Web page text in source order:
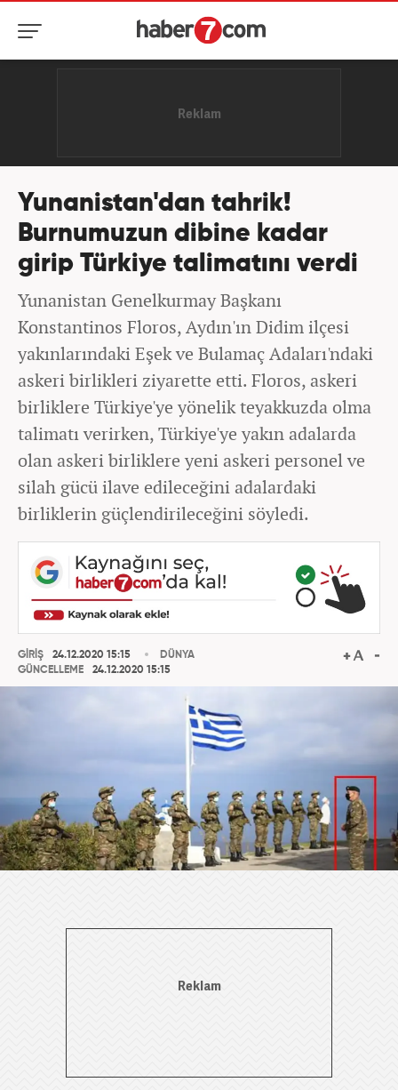
Yunanistan'dan tahrik!
Burnumuzun dibine kadar
girip Türkiye talimatını verdi
Yunanistan Genelkurmay Başkanı
Konstantinos Floros, Aydın'ın Didim ilçesi
yakınlarındaki Eşek ve Bulamaç Adaları'ndaki
askeri birlikleri ziyarette etti. Floros, askeri
birliklere Türkiye'ye yönelik teyakkuzda olma
talimatı verirken, Türkiye'ye yakın adalarda
olan askeri birliklere yeni askeri personel ve
silah gücü ilave edileceğini adalardaki
birliklerin güçlendirileceğini söyledi.
GİRİŞ
24.12.2020 15:15
GÜNCELLEME
24.12.2020 15:15
DÜNYA